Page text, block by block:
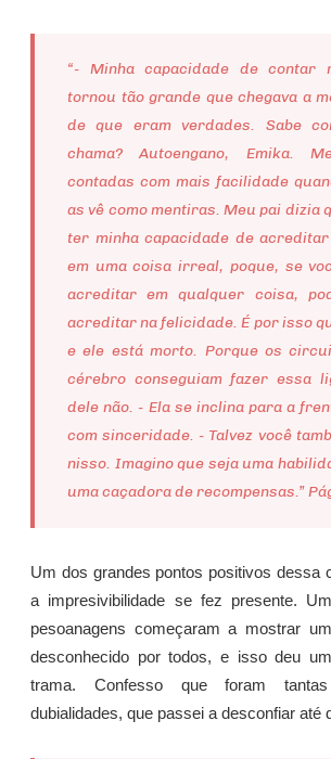
“- Minha capacidade de contar
tornou tão grande que chegava a
de que eram verdades. Sabe
chama? Autoengano, Emika.
contadas com mais facilidade
as vê como mentiras. Meu pai dizia
ter minha capacidade de
em uma coisa irreal, poque, se
acreditar em qualquer coisa,
acreditar na felicidade. É por isso
e ele está morto. Porque os
cérebro conseguiam fazer essa
dele não. - Ela se inclina para a
com sinceridade. - Talvez você
nisso. Imagino que seja uma
uma caçadora de recompensas.”
Um dos grandes pontos positivos dessa
a impresivibilidade se fez presente.
pesoanagens começaram a mostrar
desconhecido por todos, e isso deu
trama. Confesso que foram
dubialidades, que passei a desconfiar até